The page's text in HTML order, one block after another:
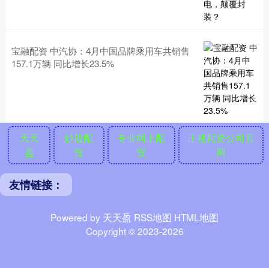
宝融配资 中汽协：4月中国品牌乘用车共销售
157.1万辆 同比增长23.5%
天天
盈
炒股配
资
专业网上配
资
正规配资公司官
网
友情链接：
Powered by 天天盈 RSS地图 HTML地图
Copyright© 2023-2026